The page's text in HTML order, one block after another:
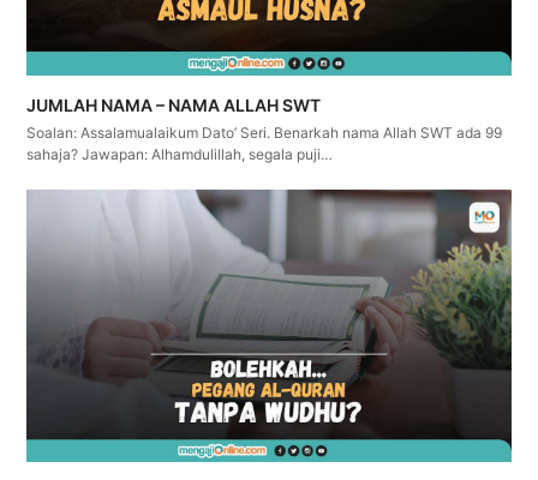
JUMLAH NAMA – NAMA ALLAH SWT
Soalan: Assalamualaikum Dato’ Seri. Benarkah nama Allah SWT ada 99
sahaja? Jawapan: Alhamdulillah, segala puji…